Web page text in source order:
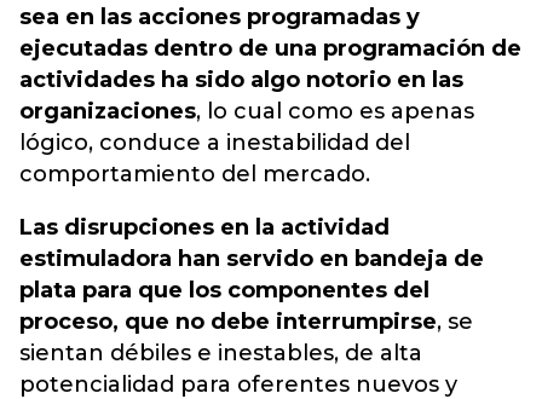
sea en las acciones programadas y
ejecutadas dentro de una programación de
actividades ha sido algo notorio en las
organizaciones, lo cual como es apenas
lógico, conduce a inestabilidad del
comportamiento del mercado.
Las disrupciones en la actividad
estimuladora han servido en bandeja de
plata para que los componentes del
proceso, que no debe interrumpirse, se
sientan débiles e inestables, de alta
potencialidad para oferentes nuevos y